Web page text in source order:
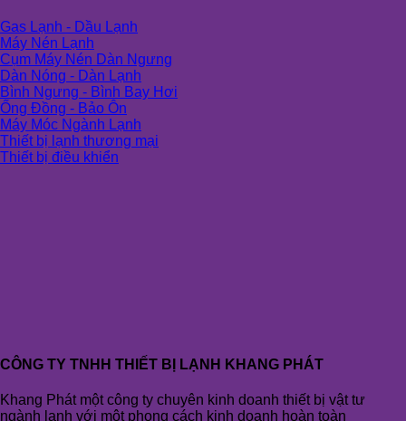
Gas Lạnh - Dầu Lạnh
Máy Nén Lạnh
Cụm Máy Nén Dàn Ngưng
Dàn Nóng - Dàn Lạnh
Bình Ngưng - Bình Bay Hơi
Ống Đồng - Bảo Ôn
Máy Móc Ngành Lạnh
Thiết bị lạnh thương mại
Thiết bị điều khiển
CÔNG TY TNHH THIẾT BỊ LẠNH KHANG PHÁT
Khang Phát một công ty chuyên kinh doanh thiết bị vật tư
ngành lạnh với một phong cách kinh doanh hoàn toàn